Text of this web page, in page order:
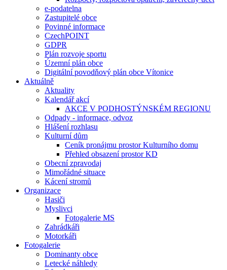
e-podatelna
Zastupitelé obce
Povinné informace
CzechPOINT
GDPR
Plán rozvoje sportu
Územní plán obce
Digitální povodňový plán obce Vítonice
Aktuálně
Aktuality
Kalendář akcí
AKCE V PODHOSTÝNSKÉM REGIONU
Odpady - informace, odvoz
Hlášení rozhlasu
Kulturní dům
Ceník pronájmu prostor Kulturního domu
Přehled obsazení prostor KD
Obecní zpravodaj
Mimořádné situace
Kácení stromů
Organizace
Hasiči
Myslivci
Fotogalerie MS
Zahrádkáři
Motorkáři
Fotogalerie
Dominanty obce
Letecké náhledy